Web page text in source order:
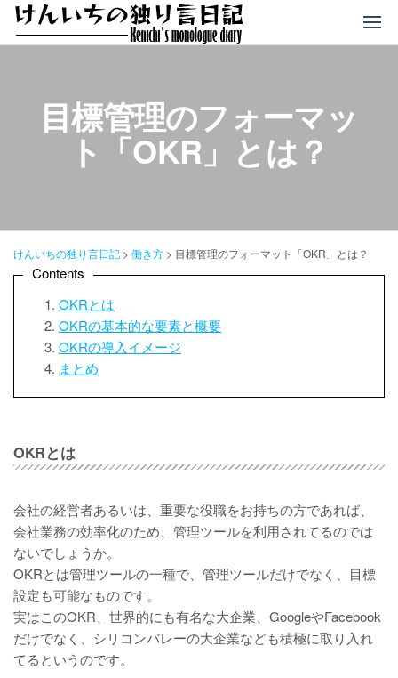
目標管理のフォーマッ
ト「OKR」とは？
けんいちの独り言日記 > 働き方 > 目標管理のフォーマット「OKR」とは？
Contents
OKRとは
OKRの基本的な要素と概要
OKRの導入イメージ
まとめ
OKRとは
会社の経営者あるいは、重要な役職をお持ちの方であれば、
会社業務の効率化のため、管理ツールを利用されてるのでは
ないでしょうか。
OKRとは管理ツールの一種で、管理ツールだけでなく、目標
設定も可能なものです。
実はこのOKR、世界的にも有名な大企業、GoogleやFacebook
だけでなく、シリコンバレーの大企業なども積極に取り入れ
てるというのです。